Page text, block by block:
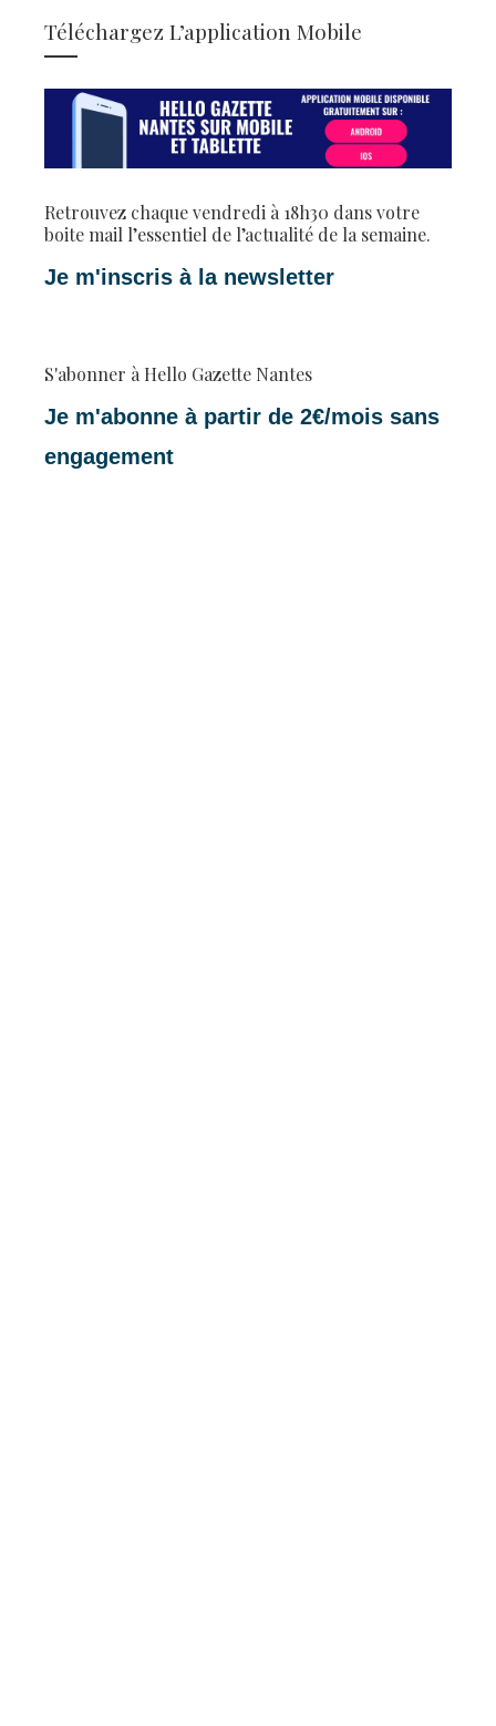
Téléchargez L’application Mobile
Retrouvez chaque vendredi à 18h30 dans votre
boite mail l’essentiel de l’actualité de la semaine.
Je m'inscris à la newsletter
S'abonner à Hello Gazette Nantes
Je m'abonne à partir de 2€/mois sans
engagement